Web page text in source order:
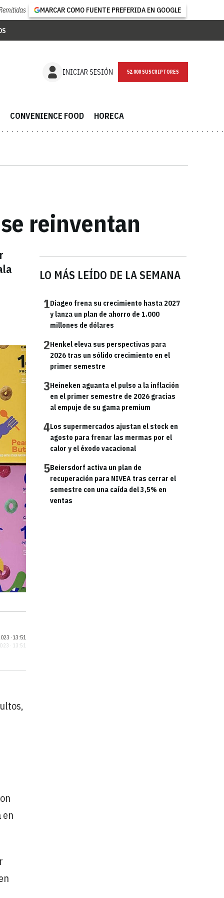
MARCAR COMO FUENTE PREFERIDA EN GOOGLE
INICIAR SESIÓN NEWSLETTER
CONVENIENCE FOOD HORECA
reinventan
LO MÁS LEÍDO DE LA SEMANA
1Diageo frena su crecimiento hasta 2027
y lanza un plan de ahorro de 1.000
millones de dólares
2Henkel eleva sus perspectivas para
2026 tras un sólido crecimiento en el
primer semestre
3Heineken aguanta el pulso a la inflación
en el primer semestre de 2026 gracias
al empuje de su gama premium
4Los supermercados ajustan el stock en
agosto para frenar las mermas por el
calor y el éxodo vacacional
5Beiersdorf activa un plan de
recuperación para NIVEA tras cerrar el
semestre con una caída del 3,5% en
ventas
·13:51
· 13:51
en